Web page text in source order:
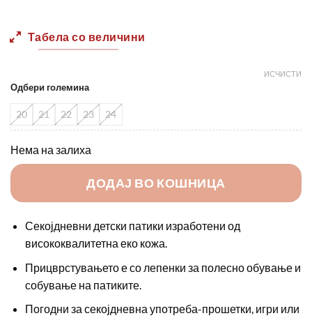
1200,00 ден.
Табела со величини
Одбери големина
20 21 22 23 24
ИСЧИСТИ
Нема на залиха
ДОДАЈ ВО КОШНИЦА
Секојдневни детски патики изработени од
висококвалитетна еко кожа.
Прицврстувањето е со лепенки за полесно обување и
собување на патиките.
Погодни за секојдневна употреба-прошетки, игри или